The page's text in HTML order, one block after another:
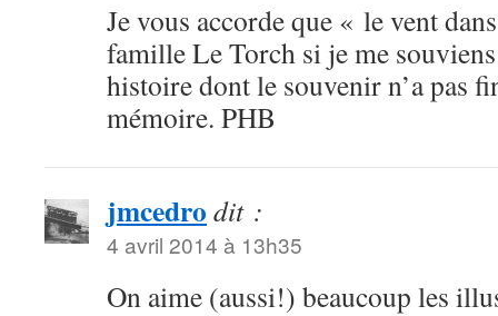
Je vous accorde que « le vent
famille Le Torch si je me
histoire dont le souvenir n’a pas
mémoire. PHB
jmcedro dit :
4 avril 2014 à 13h35
On aime (aussi!) beaucoup les